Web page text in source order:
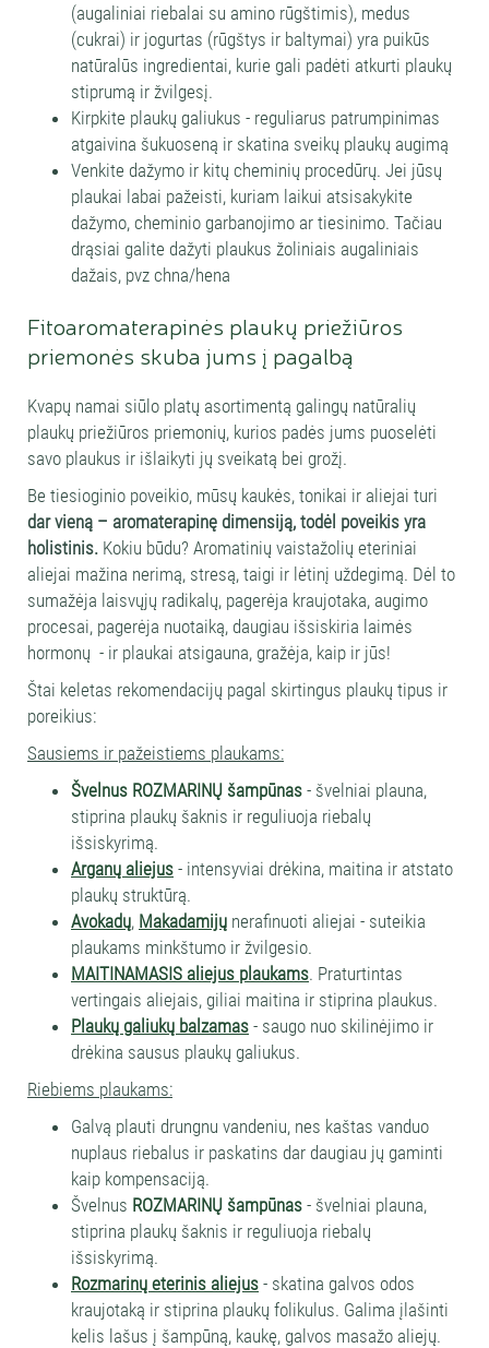
(augaliniai riebalai su amino rūgštimis), medus
(cukrai) ir jogurtas (rūgštys ir baltymai) yra puikūs
natūralūs ingredientai, kurie gali padėti atkurti plaukų
stiprumą ir žvilgesį.
Kirpkite plaukų galiukus - reguliarus patrumpinimas
atgaivina šukuoseną ir skatina sveikų plaukų augimą
Venkite dažymo ir kitų cheminių procedūrų. Jei jūsų
plaukai labai pažeisti, kuriam laikui atsisakykite
dažymo, cheminio garbanojimo ar tiesinimo. Tačiau
drąsiai galite dažyti plaukus žoliniais augaliniais
dažais, pvz chna/hena
Fitoaromaterapinės plaukų priežiūros
priemonės skuba jums į pagalbą
Kvapų namai siūlo platų asortimentą galingų natūralių
plaukų priežiūros priemonių, kurios padės jums puoselėti
savo plaukus ir išlaikyti jų sveikatą bei grožį.
Be tiesioginio poveikio, mūsų kaukės, tonikai ir aliejai turi
dar vieną – aromaterapinę dimensiją, todėl poveikis yra
holistinis. Kokiu būdu? Aromatinių vaistažolių eteriniai
aliejai mažina nerimą, stresą, taigi ir lėtinį uždegimą. Dėl to
sumažėja laisvųjų radikalų, pagerėja kraujotaka, augimo
procesai, pagerėja nuotaiką, daugiau išsiskiria laimės
hormonų - ir plaukai atsigauna, gražėja, kaip ir jūs!
Štai keletas rekomendacijų pagal skirtingus plaukų tipus ir
poreikius:
Sausiems ir pažeistiems plaukams:
Švelnus ROZMARINŲ šampūnas - švelniai plauna,
stiprina plaukų šaknis ir reguliuoja riebalų
išsiskyrimą.
Arganų aliejus - intensyviai drėkina, maitina ir atstato
plaukų struktūrą.
Avokadų, Makadamijų nerafinuoti aliejai - suteikia
plaukams minkštumo ir žvilgesio.
MAITINAMASIS aliejus plaukams. Praturtintas
vertingais aliejais, giliai maitina ir stiprina plaukus.
Plaukų galiukų balzamas - saugo nuo skilinėjimo ir
drėkina sausus plaukų galiukus.
Riebiems plaukams:
Galvą plauti drungnu vandeniu, nes kaštas vanduo
nuplaus riebalus ir paskatins dar daugiau jų gaminti
kaip kompensaciją.
Švelnus ROZMARINŲ šampūnas - švelniai plauna,
stiprina plaukų šaknis ir reguliuoja riebalų
išsiskyrimą.
Rozmarinų eterinis aliejus - skatina galvos odos
kraujotaką ir stiprina plaukų folikulus. Galima įlašinti
kelis lašus į šampūną, kaukę, galvos masažo aliejų.